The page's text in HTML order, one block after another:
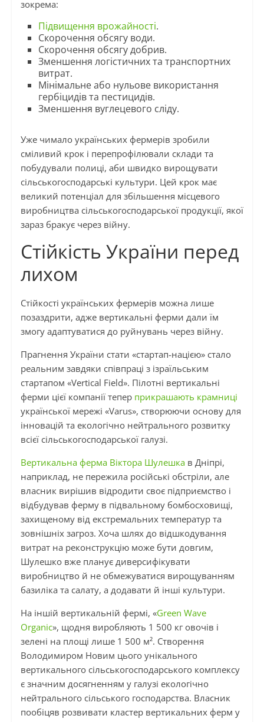
зокрема:
Підвищення врожайності.
Скорочення обсягу води.
Скорочення обсягу добрив.
Зменшення логістичних та транспортних
витрат.
Мінімальне або нульове використання
гербіцидів та пестицидів.
Зменшення вуглецевого сліду.
Уже чимало українських фермерів зробили
сміливий крок і перепрофілювали склади та
побудували полиці, аби швидко вирощувати
сільськогосподарські культури. Цей крок має
великий потенціал для збільшення місцевого
виробництва сільськогосподарської продукції, якої
зараз бракує через війну.
Стійкість України перед
лихом
Стійкості українських фермерів можна лише
позаздрити, адже вертикальні ферми дали їм
змогу адаптуватися до руйнувань через війну.
Прагнення України стати «стартап-нацією» стало
реальним завдяки співпраці з ізраїльським
стартапом «Vertical Field». Пілотні вертикальні
ферми цієї компанії тепер прикрашають крамниці
української мережі «Varus», створюючи основу для
інновацій та екологічно нейтрального розвитку
всієї сільськогосподарської галузі.
Вертикальна ферма Віктора Шулешкав Дніпрі,
наприклад, не пережила російські обстріли, але
власник вирішив відродити своє підприємство і
відбудував ферму в підвальному бомбосховищі,
захищеному від екстремальних температур та
зовнішніх загроз. Хоча шлях до відшкодування
витрат на реконструкцію може бути довгим,
Шулешко вже планує диверсифікувати
виробництво й не обмежуватися вирощуванням
базиліка та салату, а додавати й інші культури.
На іншій вертикальній фермі, «Green Wave
Organic», щодня виробляють 1 500 кг овочів і
зелені на площі лише 1 500 м². Створення
Володимиром Новим цього унікального
вертикального сільськогосподарського комплексу
є значним досягненням у галузі екологічно
нейтрального сільського господарства. Власник
пообіцяв розвивати кластер вертикальних ферм у